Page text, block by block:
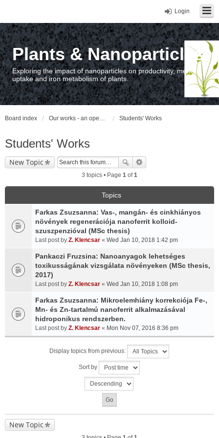
Login
Plants & Nanoparticles
Exploring the impact of nanoparticles on productivity, metal
uptake and iron metabolism of plants.
Board index Our works - an open access repository / nyilvános hozzáférésű repozitórium Students' Works
Students' Works
New Topic
3 topics • Page 1 of1
Topics
Farkas Zsuzsanna: Vas-, mangán- és cinkhiányos
növények regenerációja nanoferrit kolloid-
szuszpenzióval (MSc thesis)
Last post by Z. Klencsar « Wed Jan 10, 2018 1:42 pm
Pankaczi Fruzsina: Nanoanyagok lehetséges
toxikusságának vizsgálata növényeken (MSc thesis,
2017)
Last post by Z. Klencsar « Wed Jan 10, 2018 1:08 pm
Farkas Zsuzsanna: Mikroelemhiány korrekciója Fe-,
Mn- és Zn-tartalmú nanoferrit alkalmazásával
hidroponikus rendszerben.
Last post by Z. Klencsar « Mon Nov 07, 2016 8:36 pm
Display topics from previous:
Sort by
New Topic